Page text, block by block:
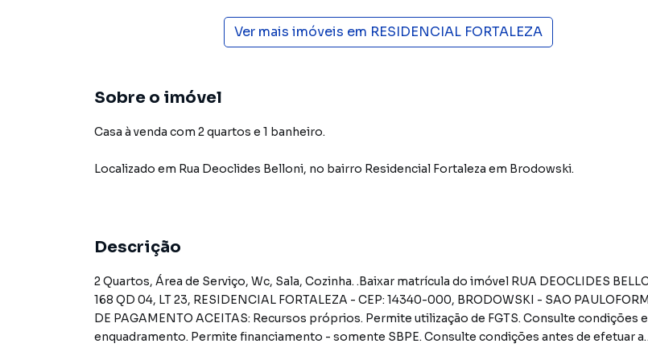
Ver mais imóveis em RESIDENCIAL FORTALEZA
Sobre o imóvel
Casa à venda com 2 quartos e 1 banheiro.
Localizado em Rua Deoclides Belloni, no bairro Residencial Fortaleza em Brodowski.
Descrição
2 Quartos, Área de Serviço, Wc, Sala, Cozinha. .Baixar matrícula do imóvel RUA DEOCLIDES BELLONI,N.
168 QD 04, LT 23, RESIDENCIAL FORTALEZA - CEP: 14340-000, BRODOWSKI - SAO PAULOFORMAS
DE PAGAMENTO ACEITAS: Recursos próprios. Permite utilização de FGTS. Consulte condições e
enquadramento. Permite financiamento - somente SBPE. Consulte condições antes de efetuar a